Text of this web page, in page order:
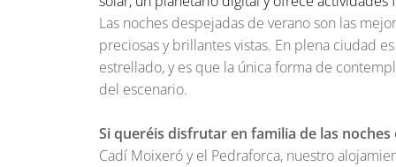
Las noches despejadas de verano son las
preciosas y brillantes vistas. En plena ciudad
estrellado, y es que la única forma de
del escenario.
Si queréis disfrutar en familia de las
Cadí Moixeró y el Pedraforca, nuestro